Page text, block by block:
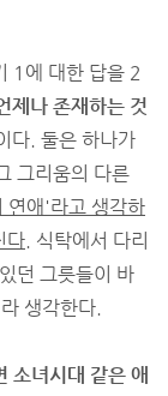
1에 대한 답을 2
제나 존재하는 것
다. 둘은 하나가
그리움의 다른
연애'라고 생각하
다. 식탁에서 다리
던 그릇들이 바
생각한다.
소녀시대 같은 애